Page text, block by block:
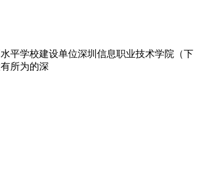
平学校建设单位深圳信息职业技术学院（下
所为的深